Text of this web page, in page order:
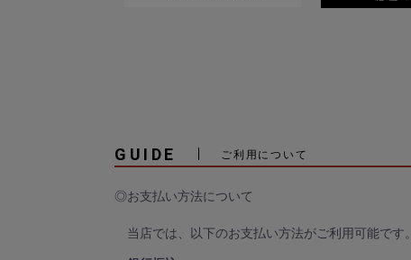
GUIDE ご利用について
◎お支払い方法について
当店では、以下のお支払い方法がご利用可能です。